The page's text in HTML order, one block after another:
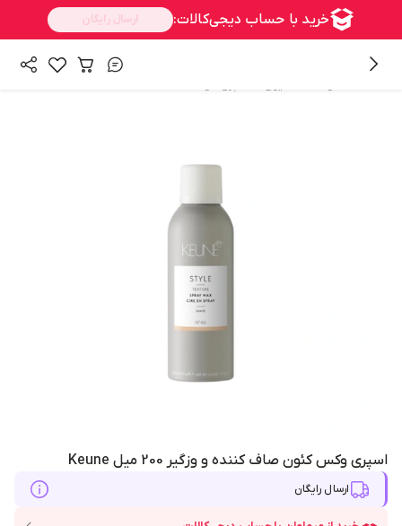
اسپری وکس کئون صاف کننده و وزگیر 200 میل Keune
ارسال رایگان